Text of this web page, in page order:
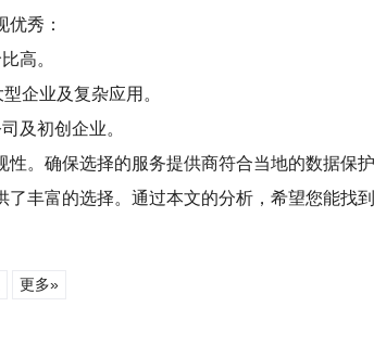
秀：
高。
企业及复杂应用。
及初创企业。
性。确保选择的服务提供商符合当地的数据保
丰富的选择。通过本文的分析，希望您能找
更多»